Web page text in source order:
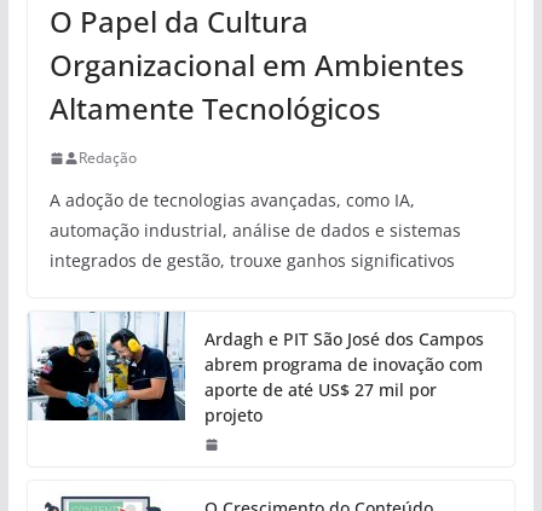
O Papel da Cultura
Organizacional em Ambientes
Altamente Tecnológicos
Redação
A adoção de tecnologias avançadas, como IA,
automação industrial, análise de dados e sistemas
integrados de gestão, trouxe ganhos significativos
Ardagh e PIT São José dos Campos
abrem programa de inovação com
aporte de até US$ 27 mil por
projeto